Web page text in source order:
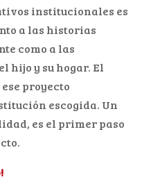
institucionales es
a las historias
como a las
hijo y su hogar. El
proyecto
escogida. Un
es el primer paso